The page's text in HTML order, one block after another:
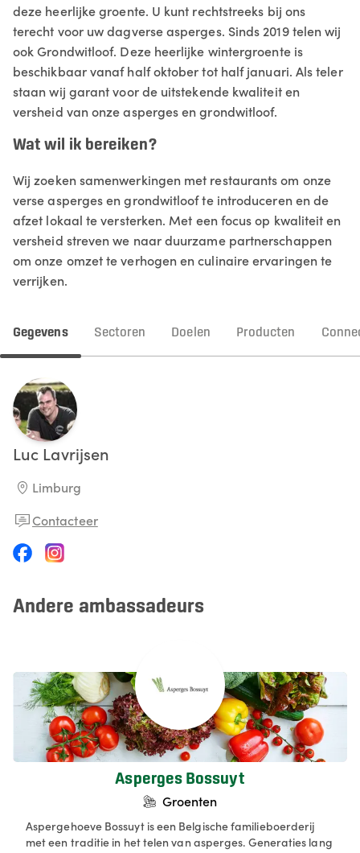
deze heerlijke groente. U kunt rechtstreeks bij ons
terecht voor uw dagverse asperges. Sinds 2019 telen wij
ook Grondwitloof. Deze heerlijke wintergroente is
beschikbaar vanaf half oktober tot half januari. Als teler
staan wij garant voor de uitstekende kwaliteit en
versheid van onze asperges en grondwitloof.
Wat wil ik bereiken?
Wij zoeken samenwerkingen met restaurants om onze
verse asperges en grondwitloof te introduceren en de
afzet lokaal te versterken. Met een focus op kwaliteit en
versheid streven we naar duurzame partnerschappen
om onze omzet te verhogen en culinaire ervaringen te
verrijken.
Gegevens Sectoren Doelen Producten
Luc Lavrijsen
Limburg
Contacteer
Andere ambassadeurs
Asperges Bossuyt
Groenten
Aspergehoeve Bossuyt is een Belgische familieboerderij
met een traditie in het telen van asperges. Generaties lang